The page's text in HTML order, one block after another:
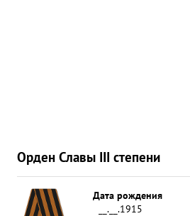
Орден Славы III степени
Дата рождения
__.__.1915